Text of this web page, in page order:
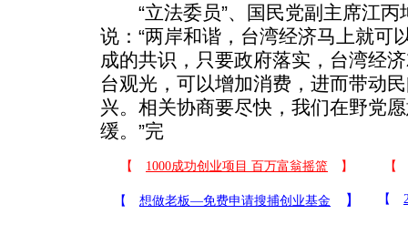
“立法委员”、国民党副主席江丙
说：“两岸和谐，台湾经济马上就可
成的共识，只要政府落实，台湾经
台观光，可以增加消费，进而带动
兴。相关协商要尽快，我们在野党
缓。”完